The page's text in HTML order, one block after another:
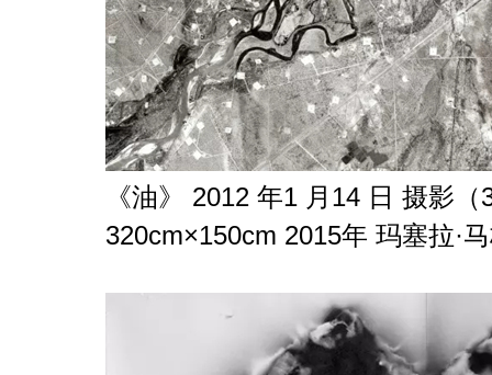
《油》 2012 年1 月14 日 摄影
320cm×150cm 2015年 玛塞拉·